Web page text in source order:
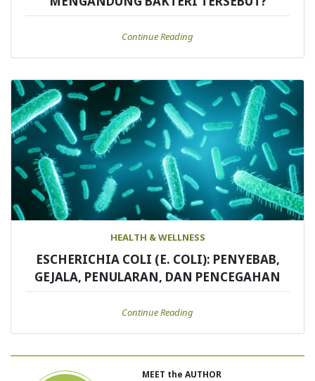
Continue Reading
HEALTH & WELLNESS
ESCHERICHIA COLI (E. COLI): PENYEBAB,
GEJALA, PENULARAN, DAN PENCEGAHAN
Continue Reading
MEET the AUTHOR